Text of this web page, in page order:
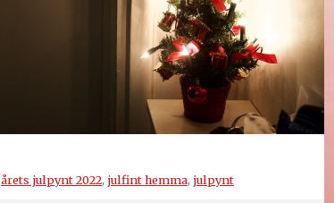
årets julpynt 2022, julfint hemma, julpynt